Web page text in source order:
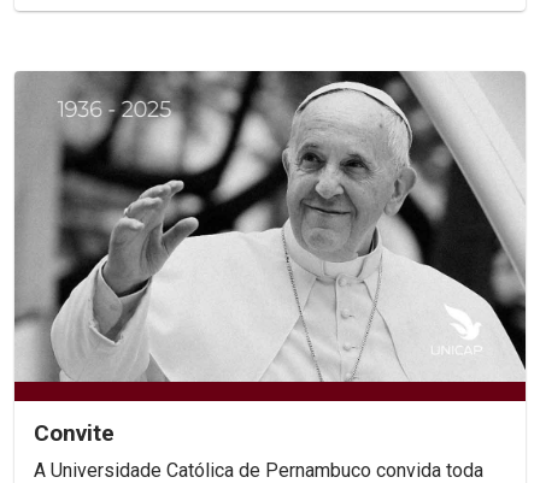
Convite
A Universidade Católica de Pernambuco convida toda